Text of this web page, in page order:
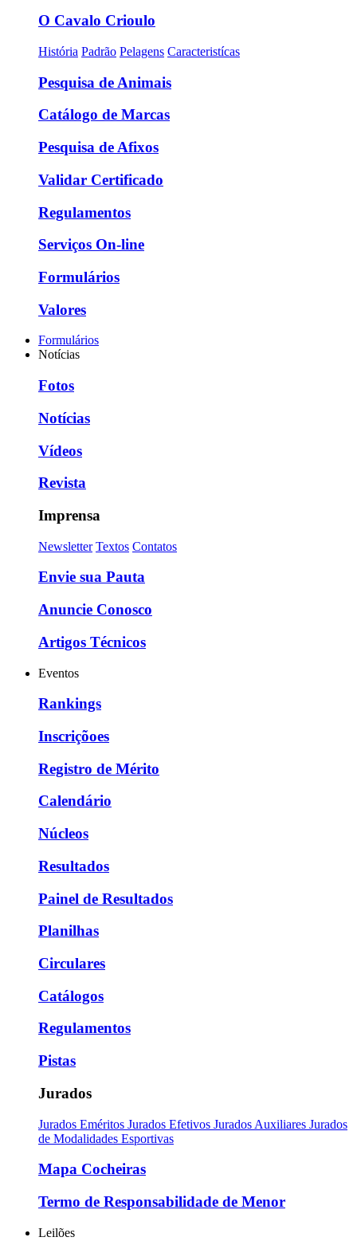
O Cavalo Crioulo
História Padrão Pelagens Caracteristícas
Pesquisa de Animais
Catálogo de Marcas
Pesquisa de Afixos
Validar Certificado
Regulamentos
Serviços On-line
Formulários
Valores
Formulários
Notícias
Fotos
Notícias
Vídeos
Revista
Imprensa
Newsletter Textos Contatos
Envie sua Pauta
Anuncie Conosco
Artigos Técnicos
Eventos
Rankings
Inscriçõoes
Registro de Mérito
Calendário
Núcleos
Resultados
Painel de Resultados
Planilhas
Circulares
Catálogos
Regulamentos
Pistas
Jurados
Jurados Eméritos Jurados Efetivos Jurados Auxiliares Jurados
de Modalidades Esportivas
Mapa Cocheiras
Termo de Responsabilidade de Menor
Leilões